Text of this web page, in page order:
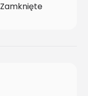
Zamknięte